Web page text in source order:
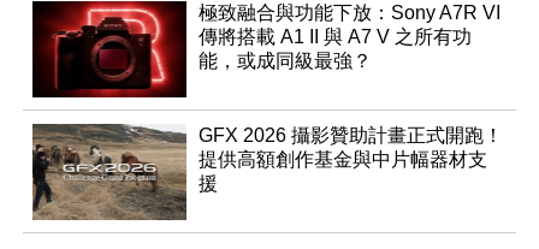
極致融合與功能下放：Sony A7R VI
傳將搭載 A1 II 與 A7 V 之所有功
能，或成同級最強？
GFX 2026 攝影贊助計畫正式開跑！
提供高額創作基金與中片幅器材支
援